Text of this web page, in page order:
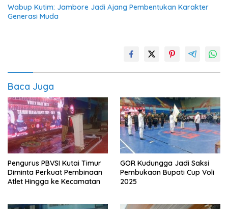
Wabup Kutim: Jambore Jadi Ajang Pembentukan Karakter
Generasi Muda
Baca Juga
Pengurus PBVSI Kutai Timur
Diminta Perkuat Pembinaan
Atlet Hingga ke Kecamatan
GOR Kudungga Jadi Saksi
Pembukaan Bupati Cup Voli
2025